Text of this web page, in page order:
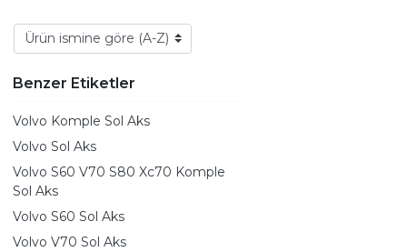
Benzer Etiketler
Volvo Komple Sol Aks
Volvo Sol Aks
Volvo S60 V70 S80 Xc70 Komple
Sol Aks
Volvo S60 Sol Aks
Volvo V70 Sol Aks